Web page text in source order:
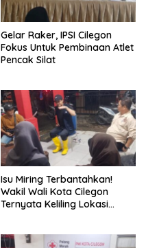
Gelar Raker, IPSI Cilegon
Fokus Untuk Pembinaan Atlet
Pencak Silat
Isu Miring Terbantahkan!
Wakil Wali Kota Cilegon
Ternyata Keliling Lokasi